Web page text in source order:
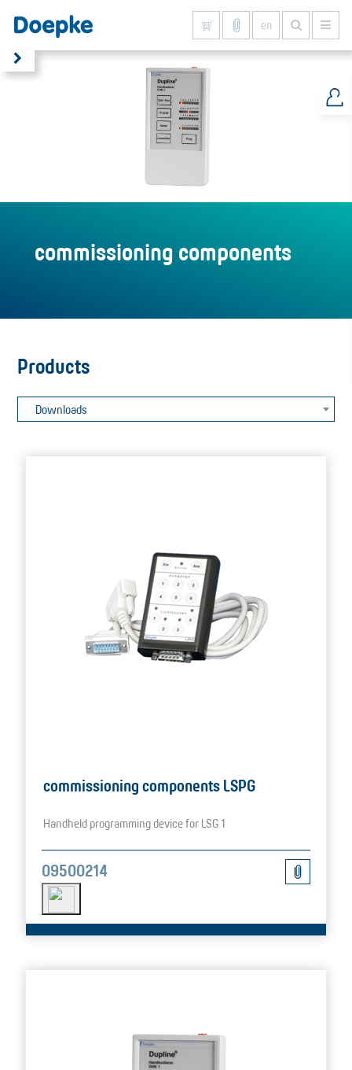
en
commissioning components
Products
Downloads
commissioning components LSPG
Handheld programming device for LSG 1
09500214